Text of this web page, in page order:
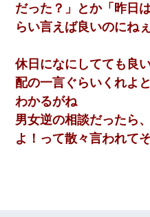
だった？」とか「昨日
らい言えば良いのにね
休日になにしてても良
配の一言ぐらいくれよ
わかるがね
男女逆の相談だったら
よ！って散々言われて